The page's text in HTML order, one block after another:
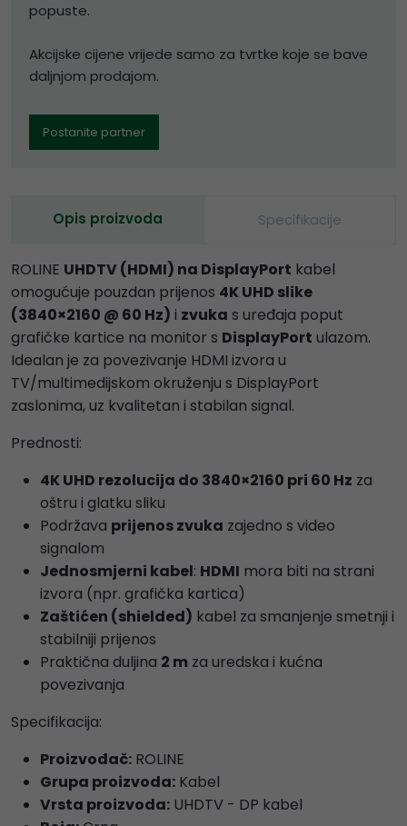
popuste.
Akcijske cijene vrijede samo za tvrtke koje se bave
daljnjom prodajom.
Postanite partner
Opis proizvoda Specifikacije
ROLINE UHDTV (HDMI) na DisplayPort kabel
omogućuje pouzdan prijenos 4K UHD slike
(3840×2160 @ 60 Hz) i zvuka s uređaja poput
grafičke kartice na monitor s DisplayPort ulazom.
Idealan je za povezivanje HDMI izvora u
TV/multimedijskom okruženju s DisplayPort
zaslonima, uz kvalitetan i stabilan signal.
Prednosti:
4K UHD rezolucija do 3840×2160 pri 60 Hz za
oštru i glatku sliku
Podržava prijenos zvuka zajedno s video
signalom
Jednosmjerni kabel: HDMI mora biti na strani
izvora (npr. grafička kartica)
Zaštićen (shielded) kabel za smanjenje smetnji i
stabilniji prijenos
Praktična duljina 2 m za uredska i kućna
povezivanja
Specifikacija:
Proizvođač: ROLINE
Grupa proizvoda: Kabel
Vrsta proizvoda: UHDTV - DP kabel